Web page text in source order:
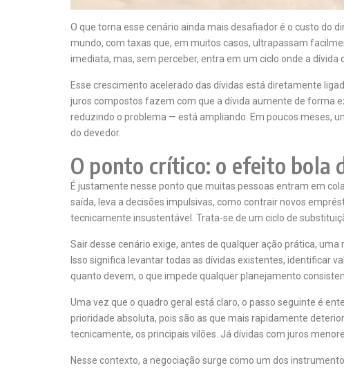
O que torna esse cenário ainda mais desafiador é o custo do
mundo, com taxas que, em muitos casos, ultrapassam
imediata, mas, sem perceber, entra em um ciclo onde a
Esse crescimento acelerado das dívidas está diretamente
juros compostos fazem com que a dívida aumente de forma
reduzindo o problema — está ampliando. Em poucos meses,
do devedor.
O ponto crítico: o efeito bola
É justamente nesse ponto que muitas pessoas entram em
saída, leva a decisões impulsivas, como contrair novos
tecnicamente insustentável. Trata-se de um ciclo de
Sair desse cenário exige, antes de qualquer ação prática,
Isso significa levantar todas as dívidas existentes, identificar
quanto devem, o que impede qualquer planejamento
Uma vez que o quadro geral está claro, o passo seguinte é
prioridade absoluta, pois são as que mais rapidamente
tecnicamente, os principais vilões. Já dívidas com juros
Nesse contexto, a negociação surge como um dos